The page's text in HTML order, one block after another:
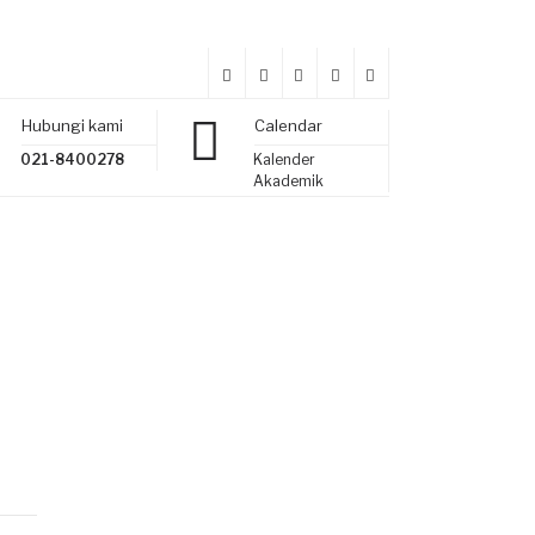
Hubungi kami
021-8400278
Calendar
Kalender
Akademik